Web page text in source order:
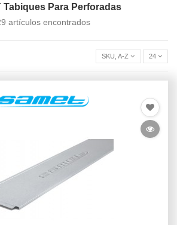
Tabiques Para Perforadas
artículos encontrados
SKU, A-Z